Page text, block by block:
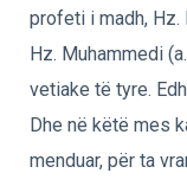
profeti i madh,
Hz. Muhammedi
vetiake të tyre.
Dhe në këtë mes
menduar, për ta